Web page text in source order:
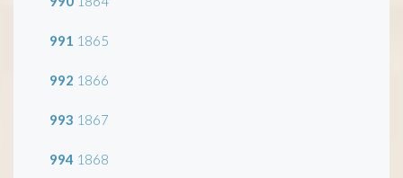
991 1865
992 1866
993 1867
994 1868